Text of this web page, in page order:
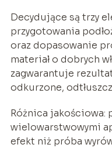
Decydujące są trzy
przygotowania
oraz dopasowanie
materiał o dobrych
zagwarantuje
odkurzone,
Różnica jakościowa:
wielowarstwowymi
efekt niż próba